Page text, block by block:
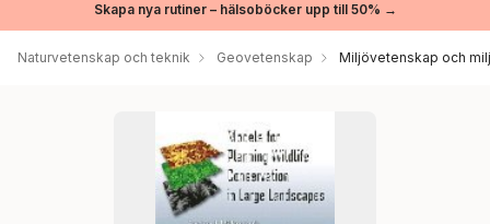
Skapa nya rutiner – hälsoböcker upp till 50% →
Naturvetenskap och teknik Geovetenskap Miljövetenskap och